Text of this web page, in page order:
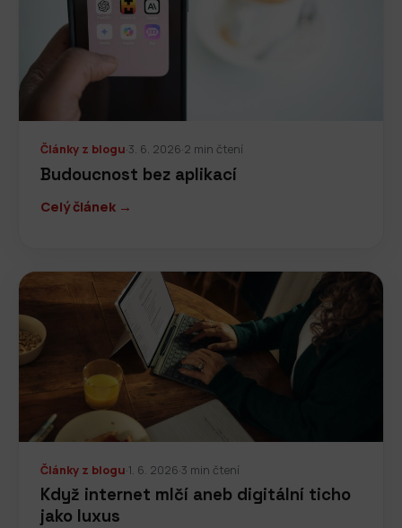
Články z blogu·3. 6. 2026·2 min čtení
Budoucnost bez aplikací
Celý článek →
Články z blogu·1. 6. 2026·3 min čtení
Když internet mlčí aneb digitální ticho
jako luxus